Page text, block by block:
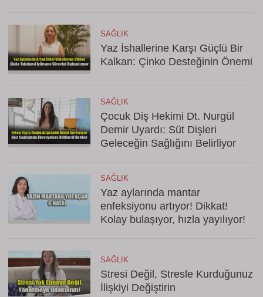
SAĞLIK
Yaz İshallerine Karşı Güçlü Bir
Kalkan: Çinko Desteğinin Önemi
SAĞLIK
Çocuk Diş Hekimi Dt. Nurgül
Demir Uyardı: Süt Dişleri
Geleceğin Sağlığını Belirliyor
SAĞLIK
Yaz aylarında mantar
enfeksiyonu artıyor! Dikkat!
Kolay bulaşıyor, hızla yayılıyor!
SAĞLIK
Stresi Değil, Stresle Kurduğunuz
İlişkiyi Değiştirin